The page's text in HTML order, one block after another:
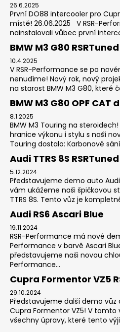
26.6.2025
První DO88 intercooler pro
místě! 26.06.2025 V RSR-
nainstalovali vůbec první
BMW M3 G80
10.4.2025
V RSR-Performance se po
nenudíme! Nový rok, nový
na starost BMW M3 G80, které
BMW M3 G80 OPF CAT
8.1.2025
BMW M3 Touring na
hranice výkonu i stylu s naší
Touring dostalo: Karbonové
Audi TTRS 8S
5.12.2024
Představujeme demo auto
vám ukážeme naši špičkovou
TTRS 8S. Tento vůz je
Audi RS6 Ascari Blue
19.11.2024
RSR-Performance má nové
Performance v barvě Ascari
představujeme naši novou
Performance...
Cupra Formentor VZ5
29.10.2024
Představujeme další demo vůz
Cupra Formentor VZ5! V
všechny úpravy, které tento